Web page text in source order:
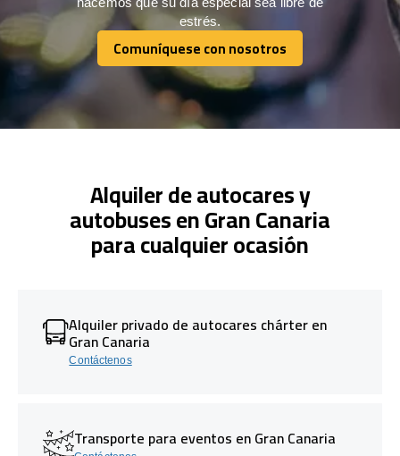
estrés.
Comuníquese con nosotros
Comuníquese con nosotros
Alquiler de autocares y
autobuses en Gran Canaria
para cualquier ocasión
Alquiler privado de autocares chárter en
Gran Canaria
Contáctenos
Transporte para eventos en Gran Canaria